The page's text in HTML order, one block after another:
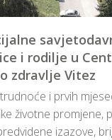
i rodilje u
zdravlje Vitez
i prvih
životne promjene,
izazove,